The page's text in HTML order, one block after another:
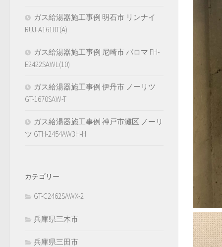
ガス給湯器施工事例 明石市 リンナイ
RUJ-A1610T(A)
ガス給湯器施工事例 尼崎市 パロマ FH-
E2422SAWL(10)
ガス給湯器施工事例 伊丹市 ノーリツ
GT-1670SAW-T
ガス給湯器施工事例 神戸市灘区 ノーリ
ツ GTH-2454AW3H-H
カテゴリー
GT-C2462SAWX-2
兵庫県三木市
兵庫県三田市